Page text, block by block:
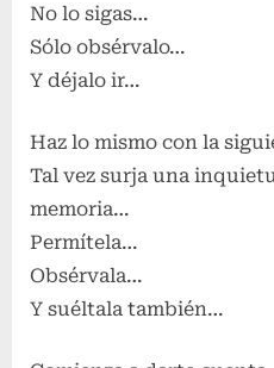
No lo sigas…
Sólo obsérvalo…
Y déjalo ir…
Haz lo mismo con la
Tal vez surja una
memoria…
Permítela…
Obsérvala…
Y suéltala también…